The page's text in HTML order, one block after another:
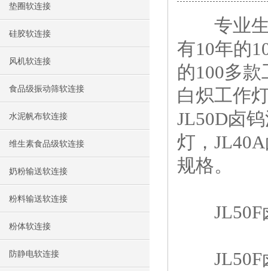
垫圈软连接
硅胶软连接
风机软连接
食品级振动筛软连接
水泥帆布软连接
维生素食品级软连接
奶粉输送软连接
粉料输送软连接
粉体软连接
防静电软连接
专业生
有10年的
的100多
白炽工作
JL50D卤
灯，
规格。
JL50F
JL50F卤